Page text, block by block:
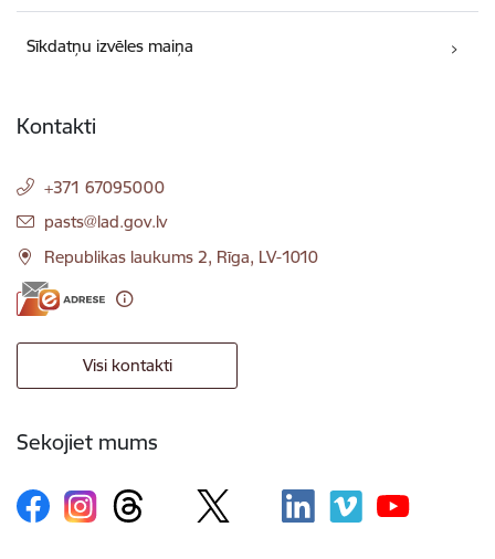
Sīkdatņu izvēles maiņa
Kontakti
+371 67095000
E-pasts:
pasts@lad.gov.lv
Republikas laukums 2, Rīga, LV-1010
Visi kontakti
Sekojiet mums